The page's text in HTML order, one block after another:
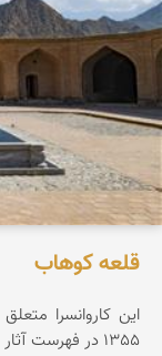
قلعه كوهاب
1355 در فهرست آثار ملی به ثبت رسیده است